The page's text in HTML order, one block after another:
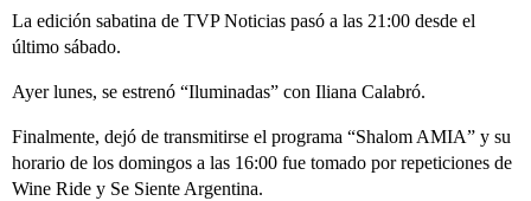
La edición sabatina de TVP Noticias pasó a las 21:00 desde el
último sábado.
Ayer lunes, se estrenó “Iluminadas” con Iliana Calabró.
Finalmente, dejó de transmitirse el programa “Shalom AMIA” y su
horario de los domingos a las 16:00 fue tomado por repeticiones de
Wine Ride y Se Siente Argentina.